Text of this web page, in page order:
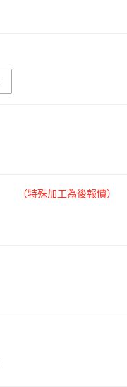
（特殊加工為後報價）